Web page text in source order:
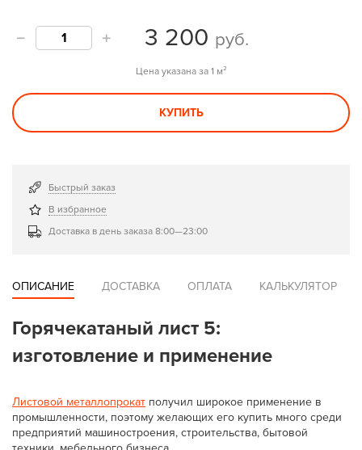
3 200 руб.
Цена указана за 1 м²
КУПИТЬ
Быстрый заказ
В избранное
Доставка в день заказа 8:00—23:00
ОПИСАНИЕ ДОСТАВКА ОПЛАТА КАЛЬКУЛЯТОР
Горячекатаный лист 5:
изготовление и применение
Листовой металлопрокат получил широкое применение в
промышленности, поэтому желающих его купить много среди
предприятий машиностроения, строительства, бытовой